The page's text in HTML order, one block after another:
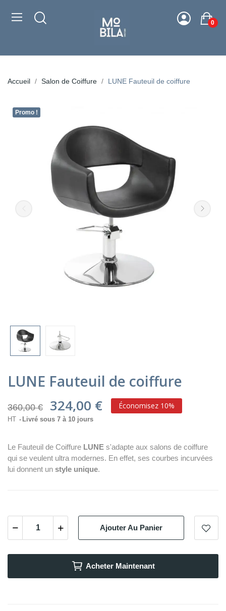
0
Accueil Salon de Coiffure LUNE Fauteuil de coiffure
Promo !
LUNE Fauteuil de coiffure
360,00 € 324,00 € Économisez 10%
HT Livré sous 7 à 10 jours
Le Fauteuil de Coiffure LUNE s'adapte aux salons de coiffure
qui se veulent ultra modernes. En effet, ses courbes incurvées
lui donnent un style unique.
Ajouter Au Panier
Acheter Maintenant